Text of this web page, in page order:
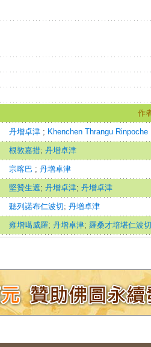
作
丹增卓津 ; Khenchen Thrangu Rinpoche
根敦嘉措; 丹增卓津
宗喀巴 ; 丹增卓津
堅贊生遮; 丹增卓津; 丹增卓津
聽列諾布仁波切; 丹增卓津
雍增噶威羅; 丹增卓津; 羅桑才培堪仁波切